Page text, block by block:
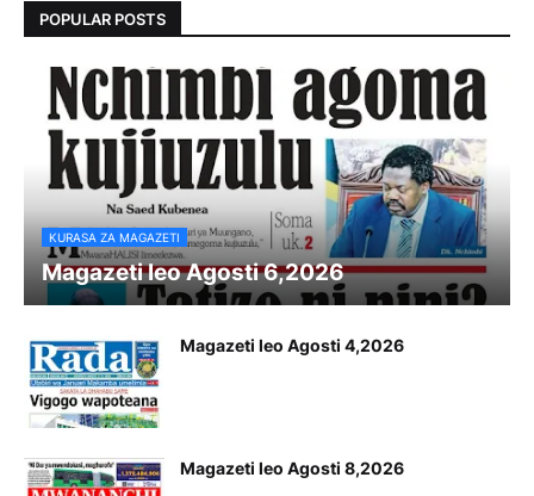
POPULAR POSTS
KURASA ZA MAGAZETI
Magazeti leo Agosti 6,2026
Magazeti leo Agosti 4,2026
Magazeti leo Agosti 8,2026